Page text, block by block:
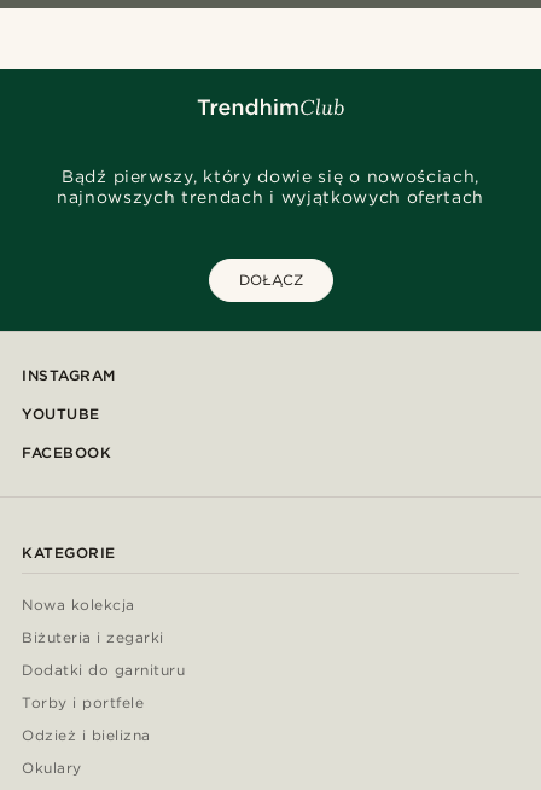
Bądź pierwszy, który dowie się o nowościach,
najnowszych trendach i wyjątkowych ofertach
DOŁĄCZ
INSTAGRAM
YOUTUBE
FACEBOOK
KATEGORIE
Nowa kolekcja
Biżuteria i zegarki
Dodatki do garnituru
Torby i portfele
Odzież i bielizna
Okulary